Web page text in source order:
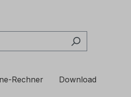
Rechner Download